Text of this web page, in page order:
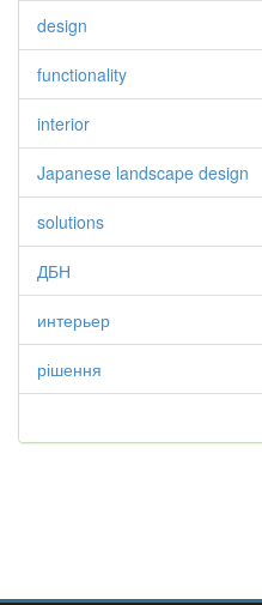
design
functionality
interior
Japanese landscape design
solutions
ДБН
интерьер
рішення